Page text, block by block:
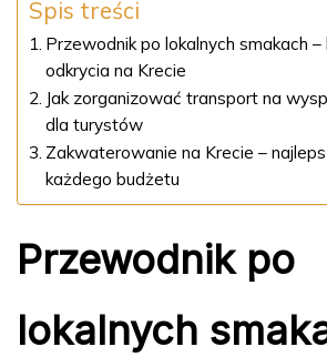
Spis treści
Przewodnik po lokalnych smakach –
odkrycia na Krecie
Jak zorganizować transport na
dla turystów
Zakwaterowanie na Krecie –
każdego budżetu
Przewodnik po
lokalnych